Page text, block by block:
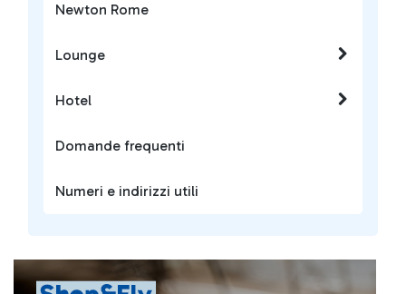
Newton Rome
Lounge
Hotel
Domande frequenti
Numeri e indirizzi utili